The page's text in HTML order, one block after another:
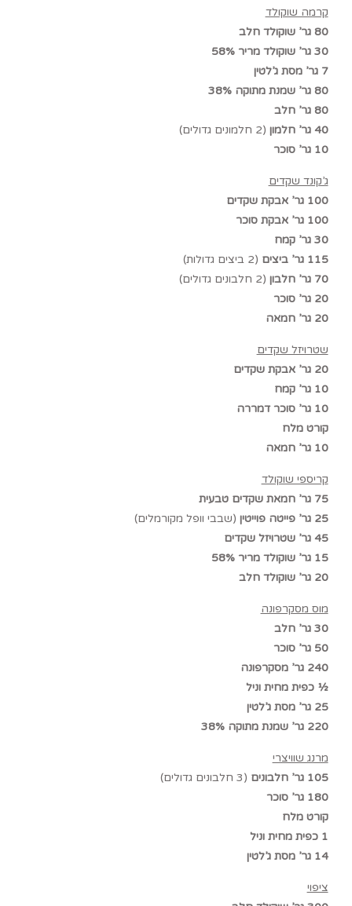
קרמה שוקולד
80 גר’ שוקולד חלב
30 גר’ שוקולד מריר 58%
7 גר’ מסת ג’לטין
80 גר’ שמנת מתוקה 38%
80 גר’ חלב
40 גר’ חלמון
(2 חלמונים גדולים)
10 גר’ סוכר
ג’קונד שקדים
100 גר’ אבקת שקדים
100 גר’ אבקת סוכר
30 גר’ קמח
115 גר’ ביצים
(2 ביצים גדולות)
70 גר’ חלבון
(2 חלבונים גדולים)
20 גר’ סוכר
20 גר’ חמאה
שטרויזל שקדים
20 גר’ אבקת שקדים
10 גר’ קמח
10 גר’ סוכר דמררה
קורט מלח
10 גר’ חמאה
קריספי שוקולד
75 גר’ חמאת שקדים טבעית
25 גר’ פייטה פוייטין
(שבבי וופל מקורמלים)
45 גר’ שטרויזל שקדים
15 גר’ שוקולד מריר 58%
20 גר’ שוקולד חלב
מוס מסקרפונה
30 גר’ חלב
50 גר’ סוכר
240 גר’ מסקרפונה
½ כפית מחית וניל
25 גר’ מסת ג’לטין
220 גר’ שמנת מתוקה 38%
מרנג שוויצרי
105 גר’ חלבונים
(3 חלבונים גדולים)
180 גר’ סוכר
קורט מלח
1 כפית מחית וניל
14 גר’ מסת ג’לטין
ציפוי